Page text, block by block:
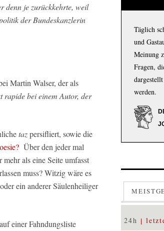
denn je zurückkehrte, weil
der Bundeskanzlerin
Martin Walser, der als
rapide bei einem Autor, der
tazpersifliert, sowie die
Über den jeder mal
als eine Seite umfasst
muss? Witzig wäre es
ein anderer Säulenheiliger
einer Fahndungsliste
Täglich
und
Meinung
Fragen,
werden.
24h